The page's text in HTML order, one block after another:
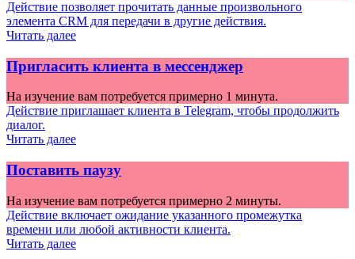
Действие позволяет прочитать данные произвольного
элемента CRM для передачи в другие действия.
Читать далее
Пригласить клиента в мессенджер
На изучение вам потребуется примерно 1 минута.
Действие приглашает клиента в Telegram, чтобы продолжить
диалог.
Читать далее
Поставить паузу
На изучение вам потребуется примерно 2 минуты.
Действие включает ожидание указанного промежутка
времени или любой активности клиента.
Читать далее